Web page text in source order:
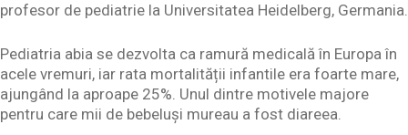
profesor de pediatrie la Universitatea Heidelberg, Germania.
Pediatria abia se dezvolta ca ramură medicală în Europa în
acele vremuri, iar rata mortalității infantile era foarte mare,
ajungând la aproape 25%. Unul dintre motivele majore
pentru care mii de bebeluși mureau a fost diareea.